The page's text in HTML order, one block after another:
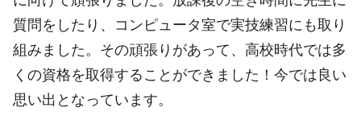
質問をしたり、コンピュータ室で実技練習にも取り
組みました。その頑張りがあって、高校時代では多
くの資格を取得することができました！今では良い
思い出となっています。